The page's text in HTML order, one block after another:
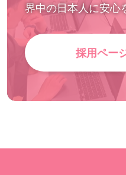
界中の日本人に安心
採用ペー